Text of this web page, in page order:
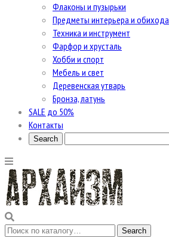
Флаконы и пузырьки
Предметы интерьера и обихода
Техника и инструмент
Фарфор и хрусталь
Хобби и спорт
Мебель и свет
Деревенская утварь
Бронза, латунь
SALE до 50%
Контакты